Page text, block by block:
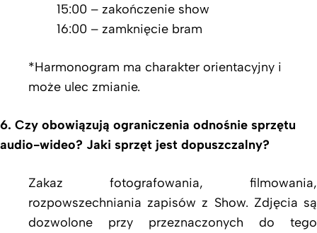
15:00 – zakończenie show
16:00 – zamknięcie bram
*Harmonogram ma charakter orientacyjny i
może ulec zmianie.
6. Czy obowiązują ograniczenia odnośnie sprzętu
audio-wideo? Jaki sprzęt jest dopuszczalny?
Zakaz fotografowania, filmowania,
rozpowszechniania zapisów z Show. Zdjęcia są
dozwolone przy przeznaczonych do tego